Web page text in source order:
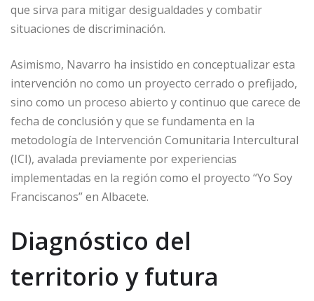
que sirva para mitigar desigualdades y combatir
situaciones de discriminación.
Asimismo, Navarro ha insistido en conceptualizar esta
intervención no como un proyecto cerrado o prefijado,
sino como un proceso abierto y continuo que carece de
fecha de conclusión y que se fundamenta en la
metodología de Intervención Comunitaria Intercultural
(ICI), avalada previamente por experiencias
implementadas en la región como el proyecto “Yo Soy
Franciscanos” en Albacete.
Diagnóstico del
territorio y futura